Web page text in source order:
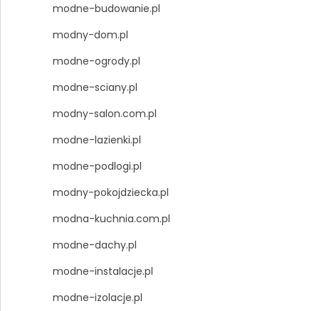
modne-budowanie.pl
modny-dom.pl
modne-ogrody.pl
modne-sciany.pl
modny-salon.com.pl
modne-lazienki.pl
modne-podlogi.pl
modny-pokojdziecka.pl
modna-kuchnia.com.pl
modne-dachy.pl
modne-instalacje.pl
modne-izolacje.pl